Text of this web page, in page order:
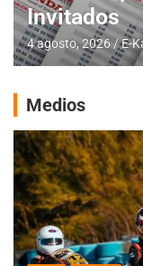
Invitados
4 agosto, 2026 E-
Medios